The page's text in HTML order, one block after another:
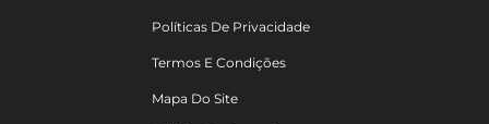
Políticas De Privacidade
Termos E Condições
Mapa Do Site